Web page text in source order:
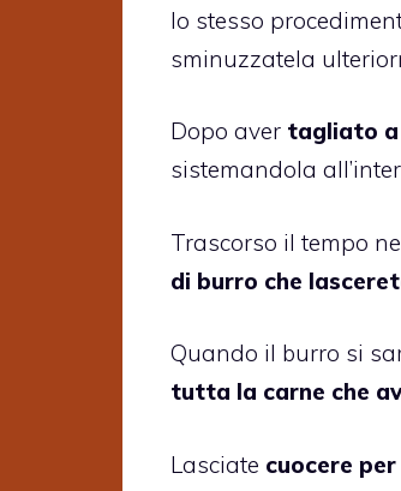
lo stesso
sminuzzatela
Dopo aver tagliato a
sistemandola
Trascorso il tempo
di burro che
Quando il burro si
tutta la carne che
Lasciate cuocere